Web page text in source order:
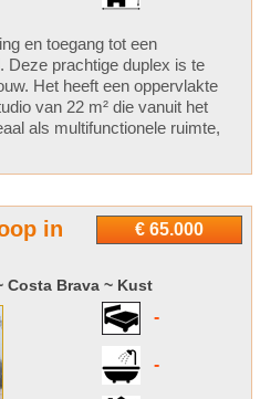
en toegang tot een
Deze prachtige duplex is te
Het heeft een oppervlakte
van 22 m² die vanuit het
als multifunctionele ruimte,
€ 65.000
in
Costa Brava ~ Kust
-
-